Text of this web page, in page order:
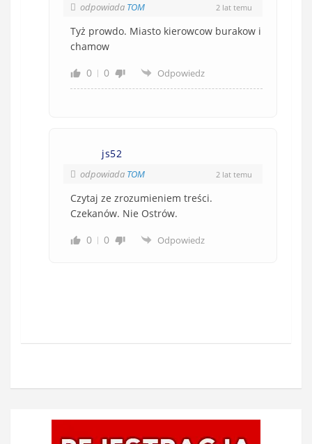
odpowiada TOM 2 lat temu
Tyż prowdo. Miasto kierowcow burakow i
chamow
0
0 Odpowiedz
js52
odpowiada TOM 2 lat temu
Czytaj ze zrozumieniem treści.
Czekanów. Nie Ostrów.
0
0 Odpowiedz